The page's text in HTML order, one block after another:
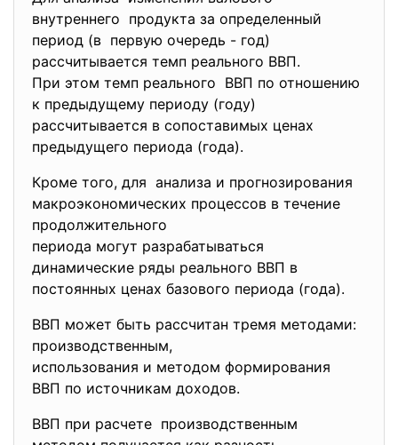
внутреннего продукта за определенный
период (в первую очередь - год)
рассчитывается темп реального ВВП.
При этом темп реального ВВП по отношению
к предыдущему периоду (году)
рассчитывается в сопоставимых ценах
предыдущего периода (года).
Кроме того, для анализа и прогнозирования
макроэкономических процессов в течение
продолжительного
периода могут разрабатываться
динамические ряды реального ВВП в
постоянных ценах базового периода (года).
ВВП может быть рассчитан тремя методами:
производственным,
использования и методом формирования
ВВП по источникам доходов.
ВВП при расчете производственным